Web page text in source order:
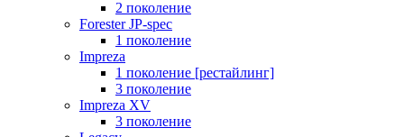
2 поколение
Forester JP-spec
1 поколение
Impreza
1 поколение [рестайлинг]
3 поколение
Impreza XV
3 поколение